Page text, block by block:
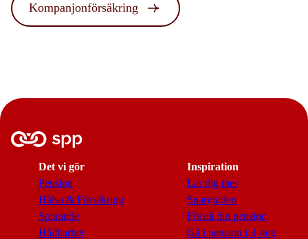
Kompanjonförsäkring
Det vi gör
Pension
Hälsa & Försäkring
Sparande
Hållbarhet
Inspiration
Lär dig mer
Sparguiden
Förstå din pension
Gå i pension i 3 steg